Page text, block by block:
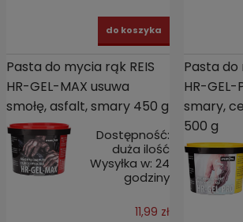
do koszyka
Pasta do mycia rąk REIS
HR-GEL-MAX usuwa
smołę, asfalt, smary 450 g
Dostępność:
duża ilość
Wysyłka w: 24
godziny
11,99 zł
Pasta do
HR-GEL-
smary,
500 g